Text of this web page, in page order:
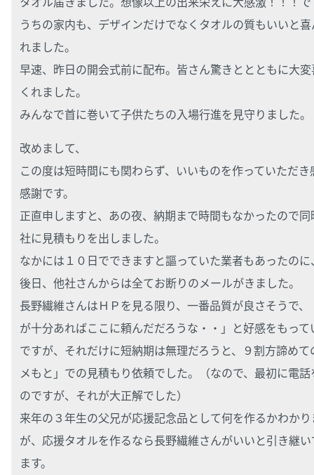
うちの家内も、デザインだけでなくタオルの質もいいと
れました。
早速、昨日の開会式前に配布。皆さん驚きととともに大
くれました。
みんなで首に巻いて子供たちの入場行進を見守りました。
改めまして、
この度は短時間にも関わらず、いいものを作っていただき
感謝です。
正直申しますと、あの夜、納期まで時間もなかったので
社に見積もりを出しました。
なかには１０日でできますと謳っていた業者もあったの
後日、他社さんからは全てお断りのメールがきました。
長野繊維さんはＨＰを見る限り、一番品質が良さそうで、
が十分あればここに頼んだだろうな・・」と好感をもって
ですが、それだけに短納期は無理だろうと、９割方諦めて
メもと」での見積もり依頼でした。（なので、最初に電
のですが、それが大正解でした）
来年の３年生の父兄が応援記念品として何を作るかわか
が、応援タオルを作るなら長野繊維さんがいいと引き継
ます。